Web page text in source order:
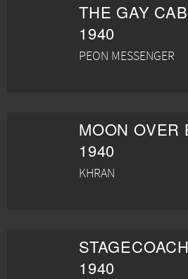
THE GAY
1940
PEON MESSENGER
MOON OVER
1940
KHRAN
1940